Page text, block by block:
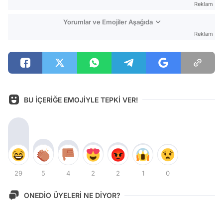
Reklam
Yorumlar ve Emojiler Aşağıda
Reklam
BU İÇERİĞE EMOJİYLE TEPKİ VER!
29 5 4 2 2 1 0
ONEDİO ÜYELERİ NE DİYOR?